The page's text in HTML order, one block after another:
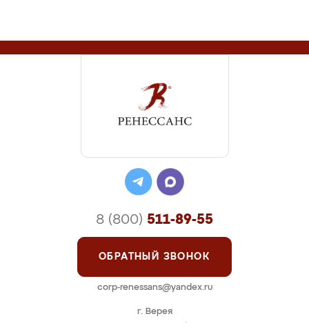
г. Верея
8 (800) 511-89-55
ОБРАТНЫЙ ЗВОНОК
corp-renessans@yandex.ru